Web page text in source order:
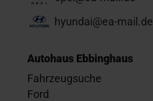
hyundai@ea-mail.de
Autohaus Ebbinghaus
Fahrzeugsuche
Ford